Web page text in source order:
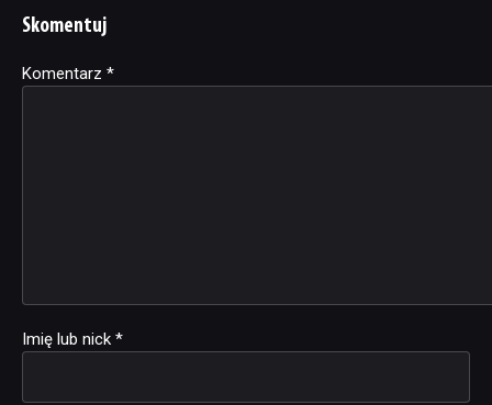
Skomentuj
Komentarz *
Imię lub nick *
Alternative: